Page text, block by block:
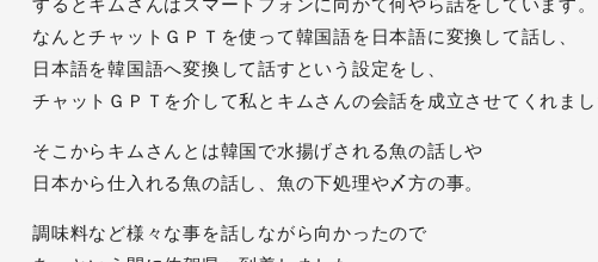
するとキムさんはスマートフォンに向かて何やら話をしています。
なんとチャットＧＰＴを使って韓国語を日本語に変換して話し、
日本語を韓国語へ変換して話すという設定をし、
チャットＧＰＴを介して私とキムさんの会話を成立させてくれま
そこからキムさんとは韓国で水揚げされる魚の話しや
日本から仕入れる魚の話し、魚の下処理や〆方の事。
調味料など様々な事を話しながら向かったので